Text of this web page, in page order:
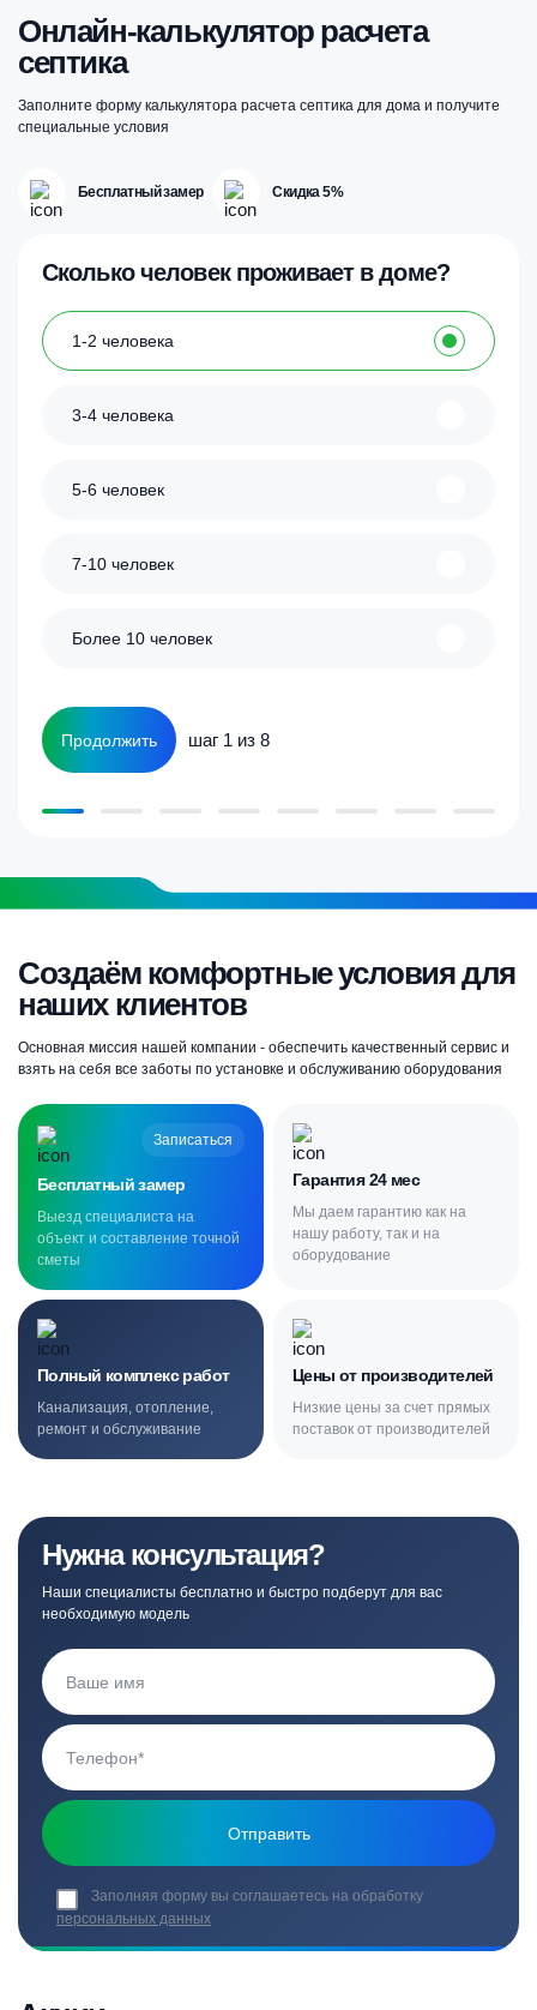
Онлайн-калькулятор расчета
септика
Заполните форму калькулятора расчета септика для дома и получите
специальные условия
Бесплатный замер Скидка 5%
Сколько человек проживает в доме?
1-2 человека
3-4 человека
5-6 человек
7-10 человек
Более 10 человек
Продолжить шаг 1 из 8
Создаём комфортные условия для
наших клиентов
Основная миссия нашей компании - обеспечить качественный сервис и
взять на себя все заботы по установке и обслуживанию оборудования
Записаться
Бесплатный замер
Выезд специалиста на
объект и составление точной
сметы
Гарантия 24 мес
Мы даем гарантию как на
нашу работу, так и на
оборудование
Полный комплекс работ
Канализация, отопление,
ремонт и обслуживание
Цены от производителей
Низкие цены за счет прямых
поставок от производителей
Нужна консультация?
Наши специалисты бесплатно и быстро подберут для вас
необходимую модель
Заполняя форму вы соглашаетесь на обработку
персональных данных